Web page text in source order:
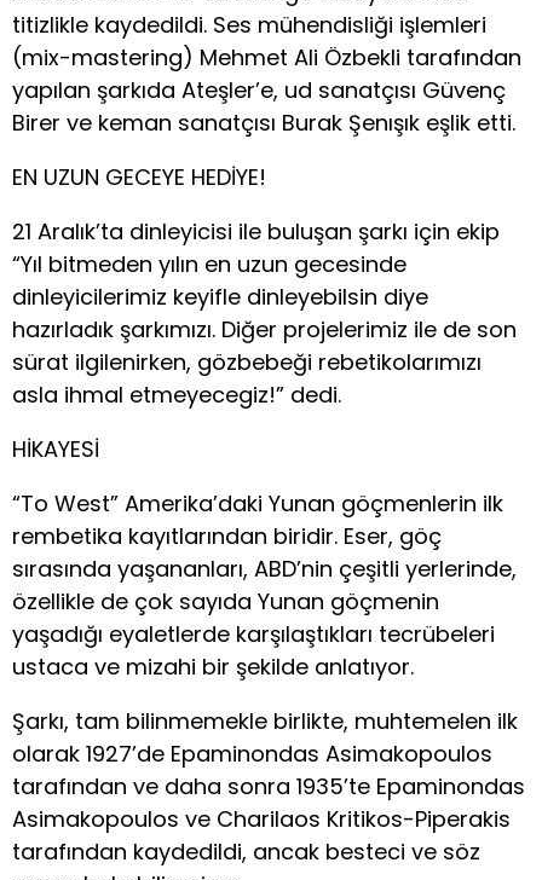
titizlikle kaydedildi. Ses mühendisliği işlemleri
(mix-mastering) Mehmet Ali Özbekli tarafından
yapılan şarkıda Ateşler’e, ud sanatçısı Güvenç
Birer ve keman sanatçısı Burak Şenışık eşlik etti.
EN UZUN GECEYE HEDİYE!
21 Aralık’ta dinleyicisi ile buluşan şarkı için ekip
“Yıl bitmeden yılın en uzun gecesinde
dinleyicilerimiz keyifle dinleyebilsin diye
hazırladık şarkımızı. Diğer projelerimiz ile de son
sürat ilgilenirken, gözbebeği rebetikolarımızı
asla ihmal etmeyecegiz!” dedi.
HİKAYESİ
“To West” Amerika’daki Yunan göçmenlerin ilk
rembetika kayıtlarından biridir. Eser, göç
sırasında yaşananları, ABD’nin çeşitli yerlerinde,
özellikle de çok sayıda Yunan göçmenin
yaşadığı eyaletlerde karşılaştıkları tecrübeleri
ustaca ve mizahi bir şekilde anlatıyor.
Şarkı, tam bilinmemekle birlikte, muhtemelen ilk
olarak 1927’de Epaminondas Asimakopoulos
tarafından ve daha sonra 1935’te Epaminondas
Asimakopoulos ve Charilaos Kritikos-Piperakis
tarafından kaydedildi, ancak besteci ve söz